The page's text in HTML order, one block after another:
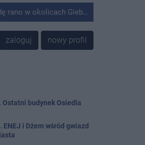
słupie energetycznym odnaleziono ciało mężczyzny.
zaloguj nowy profil
budynek Osiedla
i Dżem wśród gwiazd